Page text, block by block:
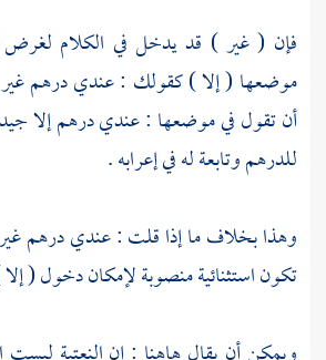
فإن ( غير ) قد يدخل في الكلام لغرض
موضعها ( إلا ) كقولك : عندي درهم غير
أن تقول في موضعها : عندي درهم إلا
للدرهم وتابعة له في إعرابه .
وهذا بخلاف ما إذا قلت : عندي درهم
تكون استثنائية منصوبة لإمكان دخول (